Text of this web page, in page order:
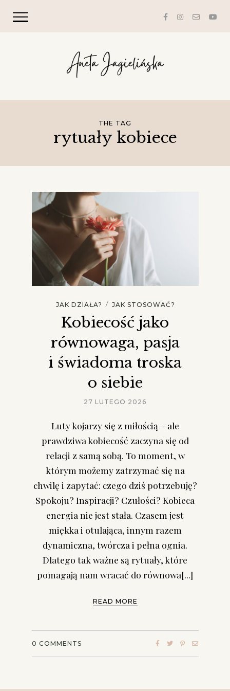
THE TAG
rytuały kobiece
JAK DZIAŁA? / JAK STOSOWAĆ?
Kobiecość jako
równowaga, pasja
i świadoma troska
o siebie
27 LUTEGO 2026
Luty kojarzy się z miłością – ale
prawdziwa kobiecość zaczyna się od
relacji z samą sobą. To moment, w
którym możemy zatrzymać się na
chwilę i zapytać: czego dziś potrzebuję?
Spokoju? Inspiracji? Czułości? Kobieca
energia nie jest stała. Czasem jest
miękka i otulająca, innym razem
dynamiczna, twórcza i pełna ognia.
Dlatego tak ważne są rytuały, które
pomagają nam wracać do równowa[...]
READ MORE
0 COMMENTS